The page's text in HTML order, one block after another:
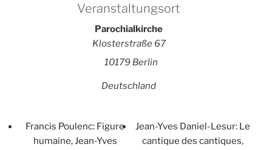
Veranstaltungsort
Parochialkirche
Klosterstraße 67
10179 Berlin
Deutschland
Francis Poulenc: Figure
humaine, Jean-Yves
Jean-Yves Daniel-Lesur: Le
cantique des cantiques,